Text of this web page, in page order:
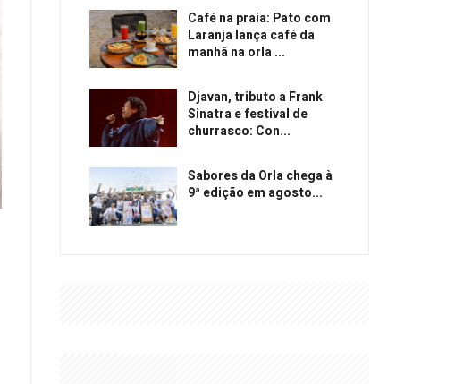
Café na praia: Pato com
Laranja lança café da
manhã na orla ...
Djavan, tributo a Frank
Sinatra e festival de
churrasco: Con...
Sabores da Orla chega à
9ª edição em agosto...